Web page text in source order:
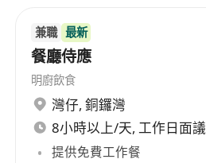
兼職 最新
餐廳侍應
明廚飲食
灣仔, 銅鑼灣
8小時以上/天, 工作日面議
提供免費工作餐